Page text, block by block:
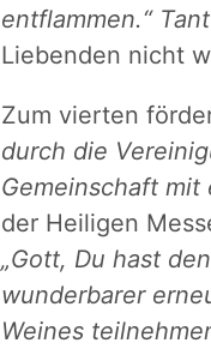
entflammen.“
Liebenden nicht
Zum vierten
durch die
Gemeinschaft mit
der Heiligen
„Gott, Du hast
wunderbarer
Weines